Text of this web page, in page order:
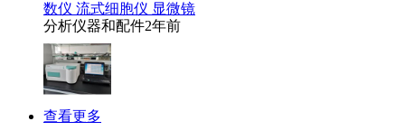
数仪 流式细胞仪 显微镜
分析仪器和配件2年前
查看更多